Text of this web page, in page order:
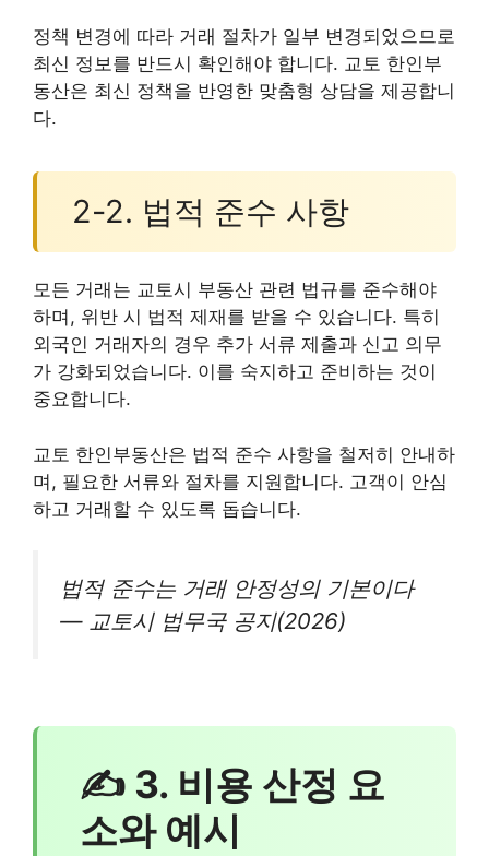
정책 변경에 따라 거래 절차가 일부 변경되었으므로
최신 정보를 반드시 확인해야 합니다. 교토 한인부
동산은 최신 정책을 반영한 맞춤형 상담을 제공합니
다.
2-2. 법적 준수 사항
모든 거래는 교토시 부동산 관련 법규를 준수해야
하며, 위반 시 법적 제재를 받을 수 있습니다. 특히
외국인 거래자의 경우 추가 서류 제출과 신고 의무
가 강화되었습니다. 이를 숙지하고 준비하는 것이
중요합니다.
교토 한인부동산은 법적 준수 사항을 철저히 안내하
며, 필요한 서류와 절차를 지원합니다. 고객이 안심
하고 거래할 수 있도록 돕습니다.
법적 준수는 거래 안정성의 기본이다
— 교토시 법무국 공지(2026)
✍ 3. 비용 산정 요
소와 예시